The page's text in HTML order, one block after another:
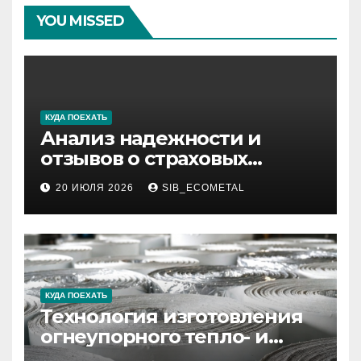
YOU MISSED
КУДА ПОЕХАТЬ
Анализ надежности и
отзывов о страховых
компаниях по итогам 2026
года
20 ИЮЛЯ 2026 SIB_ECOMETAL
КУДА ПОЕХАТЬ
Технология изготовления
огнеупорного тепло- и